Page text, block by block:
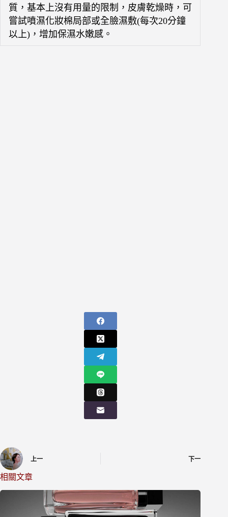
質，基本上沒有用量的限制，皮膚乾燥時，可
嘗試噴濕化妝棉局部或全臉濕敷(每次20分鐘
以上)，增加保濕水嫩感。
上一 下一
相關文章